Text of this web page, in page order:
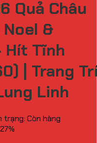
Quả Châu
&
Hít Tĩnh
| Trang
Linh
trạng: Còn hàng